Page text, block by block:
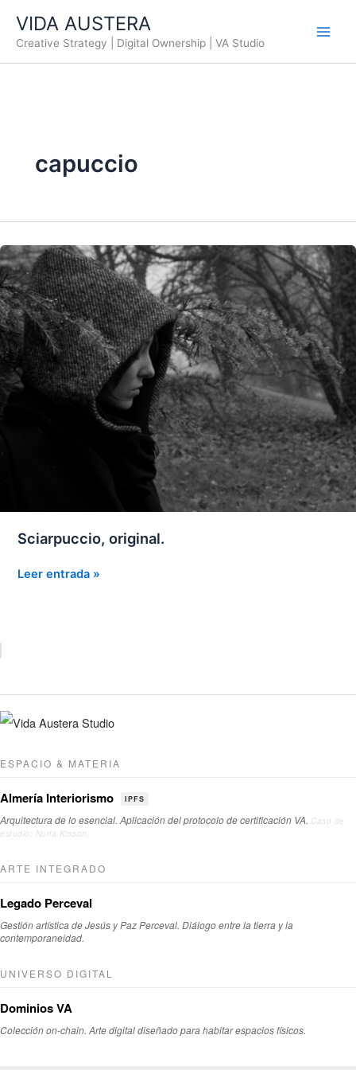
contenido
VIDA AUSTERA
Creative Strategy | Digital Ownership | VA Studio
capuccio
Sciarpuccio, original.
Sciarpuccio,
Leer entrada »
ESPACIO & MATERIA
Almería Interiorismo IPFS
Arquitectura de lo esencial. Aplicación del protocolo de certificación VA. Caso de
estudio: Nuria Kinson.
ARTE INTEGRADO
Legado Perceval
Gestión artística de Jesús y Paz Perceval. Diálogo entre la tierra y la
contemporaneidad.
UNIVERSO DIGITAL
Dominios VA
Colección on-chain. Arte digital diseñado para habitar espacios físicos.